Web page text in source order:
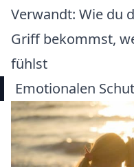
Verwandt: Wie du
Griff bekommst,
fühlst
Emotionalen